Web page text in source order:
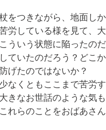
YouTube 身体メ
をつきながら、地面し
労している様を見て、
こういう状態に陥ったの
していたのだろう？どこ
防げたのではないか？
少なくともここまで苦労
大きなお世話のような気
これらのことをおばあさ